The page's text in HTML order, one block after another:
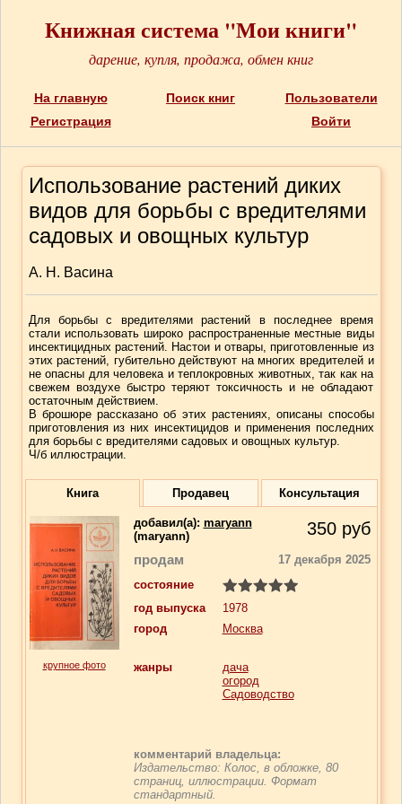
Книжная система "Мои книги"
дарение, купля, продажа, обмен книг
На главную Поиск книг
Пользователи
Регистрация
Войти
Использование растений диких
видов для борьбы с вредителями
садовых и овощных культур
А. Н. Васина
Для борьбы с вредителями растений в последнее время
стали использовать широко распространенные местные виды
инсектицидных растений. Настои и отвары, приготовленные из
этих растений, губительно действуют на многих вредителей и
не опасны для человека и теплокровных животных, так как на
свежем воздухе быстро теряют токсичность и не обладают
остаточным действием.
В брошюре рассказано об этих растениях, описаны способы
приготовления из них инсектицидов и применения последних
для борьбы с вредителями садовых и овощных культур.
Ч/б иллюстрации.
Книга Продавец Консультация
крупное фото
добавил(a): maryann
(maryann)
350 руб
продам
17 декабря 2025
состояние
год выпуска
1978
город
Москва
жанры
дача
огород
Садоводство
комментарий владельца:
Издательство: Колос, в обложке, 80
страниц, иллюстрации. Формат
стандартный.